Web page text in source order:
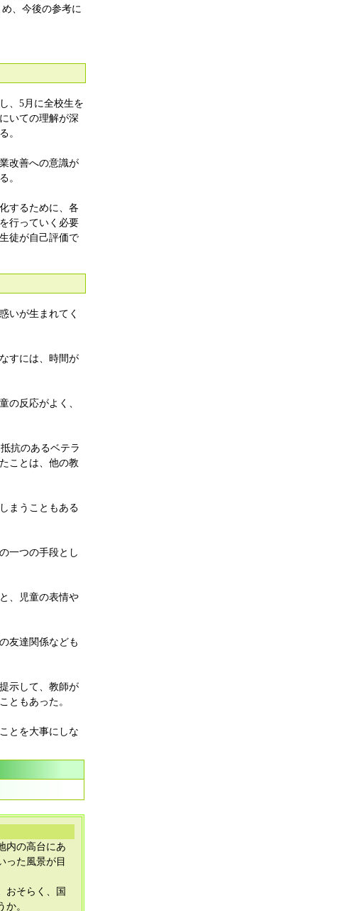
、今後の参考に
、5月に全校生を
いての理解が深
。
改善への意識が
。
するために、各
行っていく必要
徒が自己評価で
いが生まれてく
すには、時間が
の反応がよく、
抗のあるベテラ
ことは、他の教
まうこともある
一つの手段とし
、児童の表情や
友達関係なども
示して、教師が
ともあった。
とを大事にしな
内の高台にあ
った風景が目
おそらく、国
。